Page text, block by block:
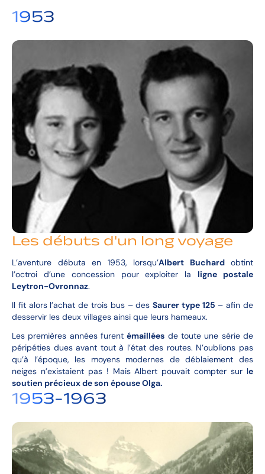
1953
Les débuts d'un long voyage
L’aventure débuta en 1953, lorsqu’Albert Buchardobtint
l’octroi d’une concession pour exploiter la ligne postale
Leytron-Ovronnaz.
Il fit alors l’achat de trois bus – desSaurer type 125 – afin de
desservir les deux villages ainsi que leurs hameaux.
Les premières années furentémaillées de toute une série de
péripéties dues avant tout à l’état des routes. N’oublions pas
qu’à l’époque, les moyens modernes de déblaiement des
neiges n’existaient pas ! Mais Albert pouvait compter sur le
soutien précieux de son épouse Olga.
1953-1963